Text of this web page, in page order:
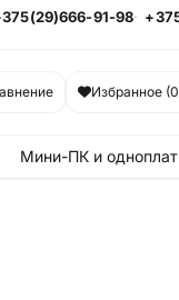
91-98
Избранное
Мини-ПК и